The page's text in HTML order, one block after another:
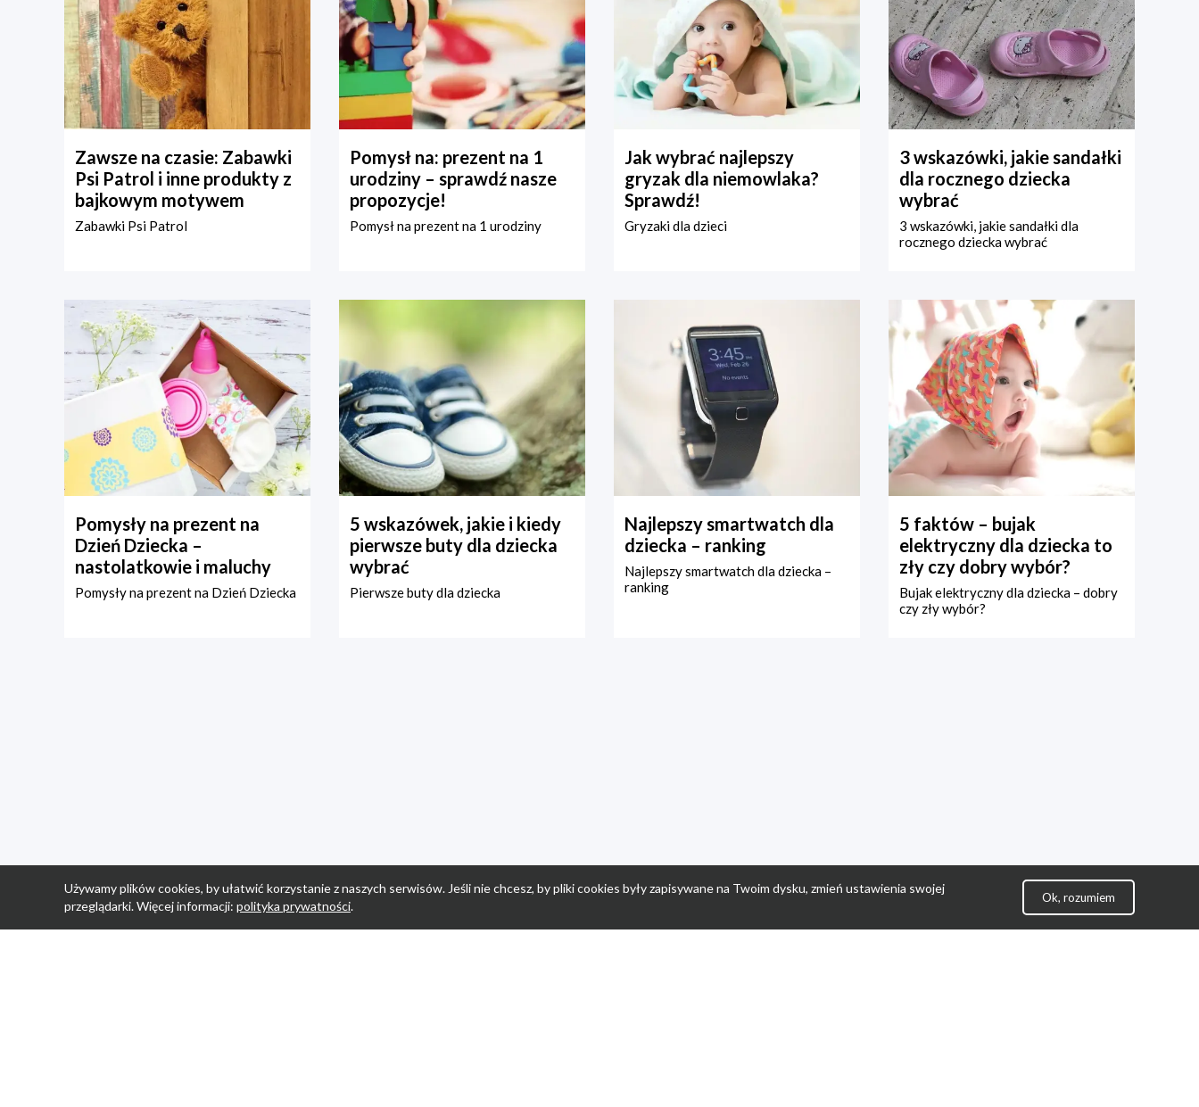
Zawsze na czasie: Zabawki
Psi Patrol i inne produkty z
bajkowym motywem
Zabawki Psi Patrol
Pomysł na: prezent na 1
urodziny – sprawdź nasze
propozycje!
Pomysł na prezent na 1 urodziny
Jak wybrać najlepszy
gryzak dla niemowlaka?
Sprawdź!
Gryzaki dla dzieci
3 wskazówki, jakie sandałki
dla rocznego dziecka
wybrać
3 wskazówki, jakie sandałki dla
rocznego dziecka wybrać
Pomysły na prezent na
Dzień Dziecka –
nastolatkowie i maluchy
Pomysły na prezent na Dzień Dziecka
5 wskazówek, jakie i kiedy
pierwsze buty dla dziecka
wybrać
Pierwsze buty dla dziecka
Najlepszy smartwatch dla
dziecka – ranking
Najlepszy smartwatch dla dziecka –
ranking
5 faktów – bujak
elektryczny dla dziecka to
zły czy dobry wybór?
Bujak elektryczny dla dziecka – dobry
czy zły wybór?
Używamy plików cookies, by ułatwić korzystanie z naszych serwisów. Jeśli nie chcesz, by pliki cookies były zapisywane na Twoim dysku, zmień ustawienia swojej
przeglądarki. Więcej informacji: polityka prywatności.
Ok, rozumiem